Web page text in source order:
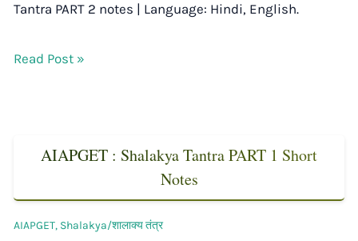
Tantra PART 2 notes | Language: Hindi, English.
Read Post »
AIAPGET : Shalakya Tantra PART 1 Short
Notes
AIAPGET, Shalakya/शालाक्य तंत्र